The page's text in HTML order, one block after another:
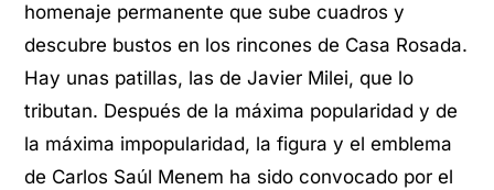
homenaje permanente que sube cuadros y
descubre bustos en los rincones de Casa Rosada.
Hay unas patillas, las de Javier Milei, que lo
tributan. Después de la máxima popularidad y de
la máxima impopularidad, la figura y el emblema
de Carlos Saúl Menem ha sido convocado por el